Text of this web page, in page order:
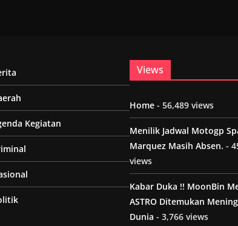
Kegiatan
Views
Home - 56,489 views
Menilik Jadwal Motogp
Marquez Masih Absen. -
views
Kabar Duka !! MoonBin
ASTRO Ditemukan
Dunia - 3,766 views